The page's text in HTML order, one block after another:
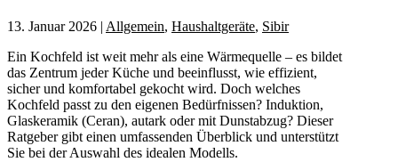
13. Januar 2026 | Allgemein, Haushaltgeräte, Sibir
Ein Kochfeld ist weit mehr als eine Wärmequelle – es bildet
das Zentrum jeder Küche und beeinflusst, wie effizient,
sicher und komfortabel gekocht wird. Doch welches
Kochfeld passt zu den eigenen Bedürfnissen? Induktion,
Glaskeramik (Ceran), autark oder mit Dunstabzug? Dieser
Ratgeber gibt einen umfassenden Überblick und unterstützt
Sie bei der Auswahl des idealen Modells.